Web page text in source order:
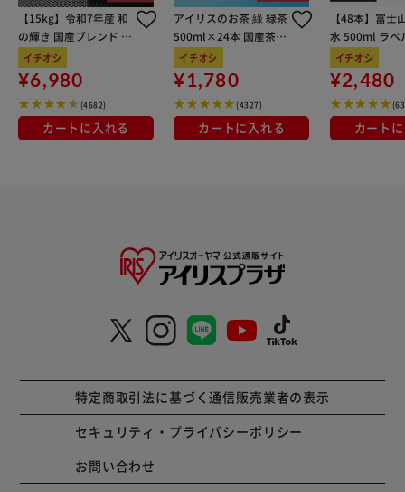
【15kg】令和7年産 和
の輝き 国産ブレンド 5
kg×3袋
イチオシ
¥6,980
(4682)
カートに入れる
アイリスのお茶 綠 緑茶
500ml×24本 国産茶葉
100％使用
イチオシ
¥1,780
(4327)
カートに入れる
【48本】富士
水 500ml ラベ
イチオシ
¥2,480
カート
特定商取引法に基づく通信販売業者の表示
セキュリティ・プライバシーポリシー
お問い合わせ